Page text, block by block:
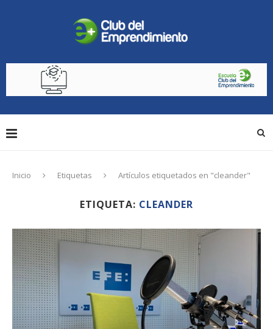
Inicio Etiquetas Artículos etiquetados en "cleander"
ETIQUETA: CLEANDER